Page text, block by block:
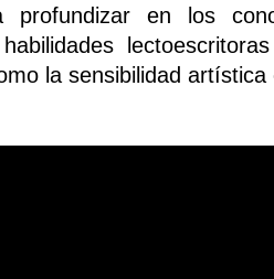
profundizar en los
la sensibilidad